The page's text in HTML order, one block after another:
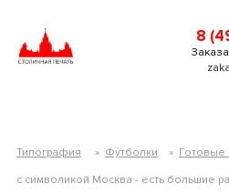
8
Типография » Футболки » Готовые
c символикой Москва - есть большие